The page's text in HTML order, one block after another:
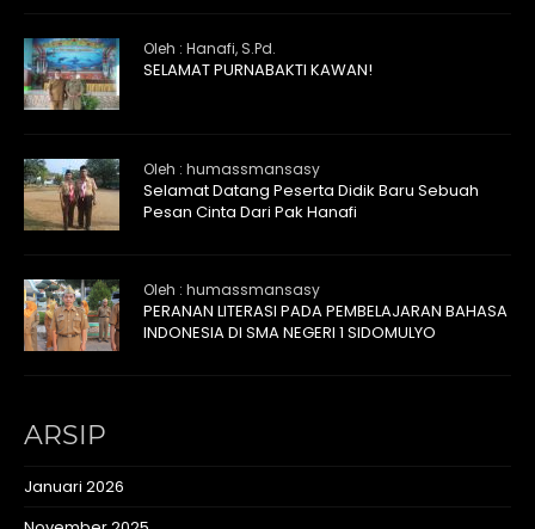
Oleh : Hanafi, S.Pd.
SELAMAT PURNABAKTI KAWAN!
Oleh : humassmansasy
Selamat Datang Peserta Didik Baru Sebuah
Pesan Cinta Dari Pak Hanafi
Oleh : humassmansasy
PERANAN LITERASI PADA PEMBELAJARAN BAHASA
INDONESIA DI SMA NEGERI 1 SIDOMULYO
ARSIP
Januari 2026